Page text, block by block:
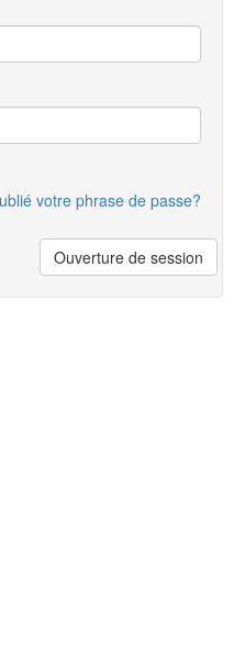
votre phrase de passe?
Ouverture de session